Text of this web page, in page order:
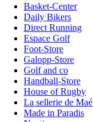
Basket-Center
Daily Bikers
Direct Running
Espace Golf
Foot-Store
Galopp-Store
Golf and co
Handball-Store
House of Rugby
La sellerie de Maé
Made in Paradis